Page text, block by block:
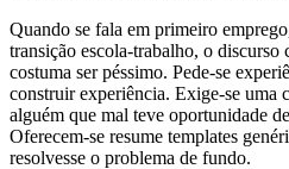
Quando se fala em primeiro
transição escola-trabalho, o discurso
costuma ser péssimo. Pede-se
construir experiência. Exige-se uma
alguém que mal teve oportunidade
Oferecem-se resume templates
resolvesse o problema de fundo.